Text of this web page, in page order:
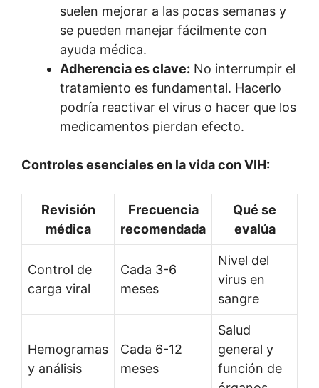
suelen mejorar a las pocas semanas y
se pueden manejar fácilmente con
ayuda médica.
Adherencia es clave: No interrumpir el
tratamiento es fundamental. Hacerlo
podría reactivar el virus o hacer que los
medicamentos pierdan efecto.
Controles esenciales en la vida con VIH:
Revisión
médica
Frecuencia
recomendada
Qué se
evalúa
Control de
carga viral
Cada 3-6
meses
Nivel del
virus en
sangre
Hemogramas
y análisis
Cada 6-12
meses
Salud
general y
función de